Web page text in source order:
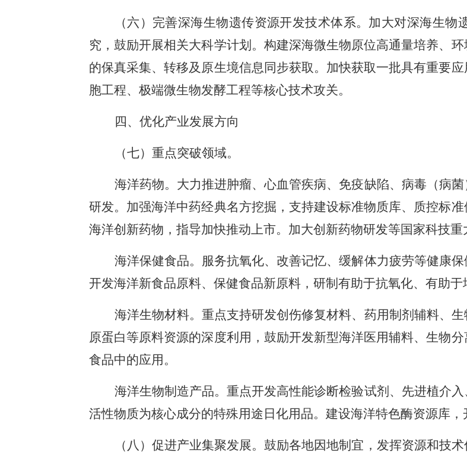
（六）完善深海生物遗传资源开发技术体系。加大对深海生
究，鼓励开展相关大科学计划。构建深海微生物原位高通量培养、
的保真采集、转移及原生境信息同步获取。加快获取一批具有重要
胞工程、极端微生物发酵工程等核心技术攻关。
四、优化产业发展方向
（七）重点突破领域。
海洋药物。大力推进肿瘤、心血管疾病、免疫缺陷、病毒（病
研发。加强海洋中药经典名方挖掘，支持建设标准物质库、质控标
海洋创新药物，指导加快推动上市。加大创新药物研发等国家科技重
海洋保健食品。服务抗氧化、改善记忆、缓解体力疲劳等健康
开发海洋新食品原料、保健食品新原料，研制有助于抗氧化、有助
海洋生物材料。重点支持研发创伤修复材料、药用制剂辅料、
原蛋白等原料资源的深度利用，鼓励开发新型海洋医用辅料、生物
食品中的应用。
海洋生物制造产品。重点开发高性能诊断检验试剂、先进植介
活性物质为核心成分的特殊用途日化用品。建设海洋特色酶资源库
（八）促进产业集聚发展。鼓励各地因地制宜，发挥资源和技